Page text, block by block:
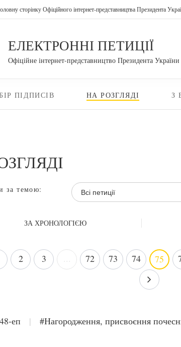
сторінку Офіційного інтернет-представництва Президента
ЕЛЕКТРОННІ ПЕТИЦІЇ
Офіційне інтернет-представництво Президента України
ПІДПИСІВ НА РОЗГЛЯДІ З
за темою: Всі петиції
ЗА ХРОНОЛОГІЄЮ
2 3 72 73 74 75
еп |
#Нагородження, присвоєння